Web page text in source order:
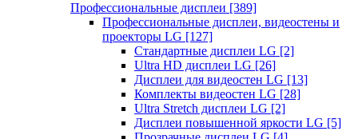
Профессиональные дисплеи [389]
Профессиональные дисплеи, видеостены и
проекторы LG [127]
Стандартные дисплеи LG [2]
Ultra HD дисплеи LG [26]
Дисплеи для видеостен LG [13]
Комплекты видеостен LG [28]
Ultra Stretch дисплеи LG [2]
Дисплеи повышенной яркости LG [5]